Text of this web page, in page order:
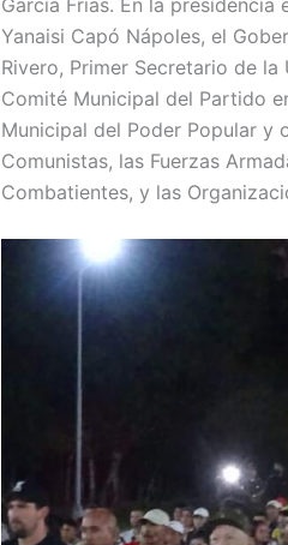
García Frías. En la
Yanaisi Capó Nápoles, el
Rivero, Primer Secretario de
Comité Municipal del Partido
Municipal del Poder Popular y
Comunistas, las Fuerzas
Combatientes, y las